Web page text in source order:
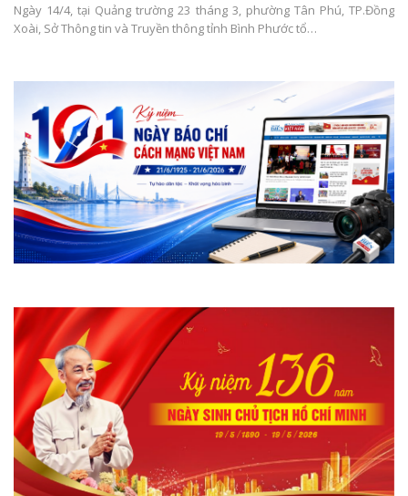
Ngày 14/4, tại Quảng trường 23 tháng 3, phường Tân Phú, TP.Đồng
Xoài, Sở Thông tin và Truyền thông tỉnh Bình Phước tổ…